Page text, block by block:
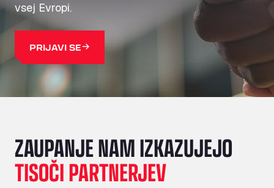
vsej Evropi.
PRIJAVI SE
ZAUPANJE NAM IZKAZUJEJO
TISOČI PARTNERJEV